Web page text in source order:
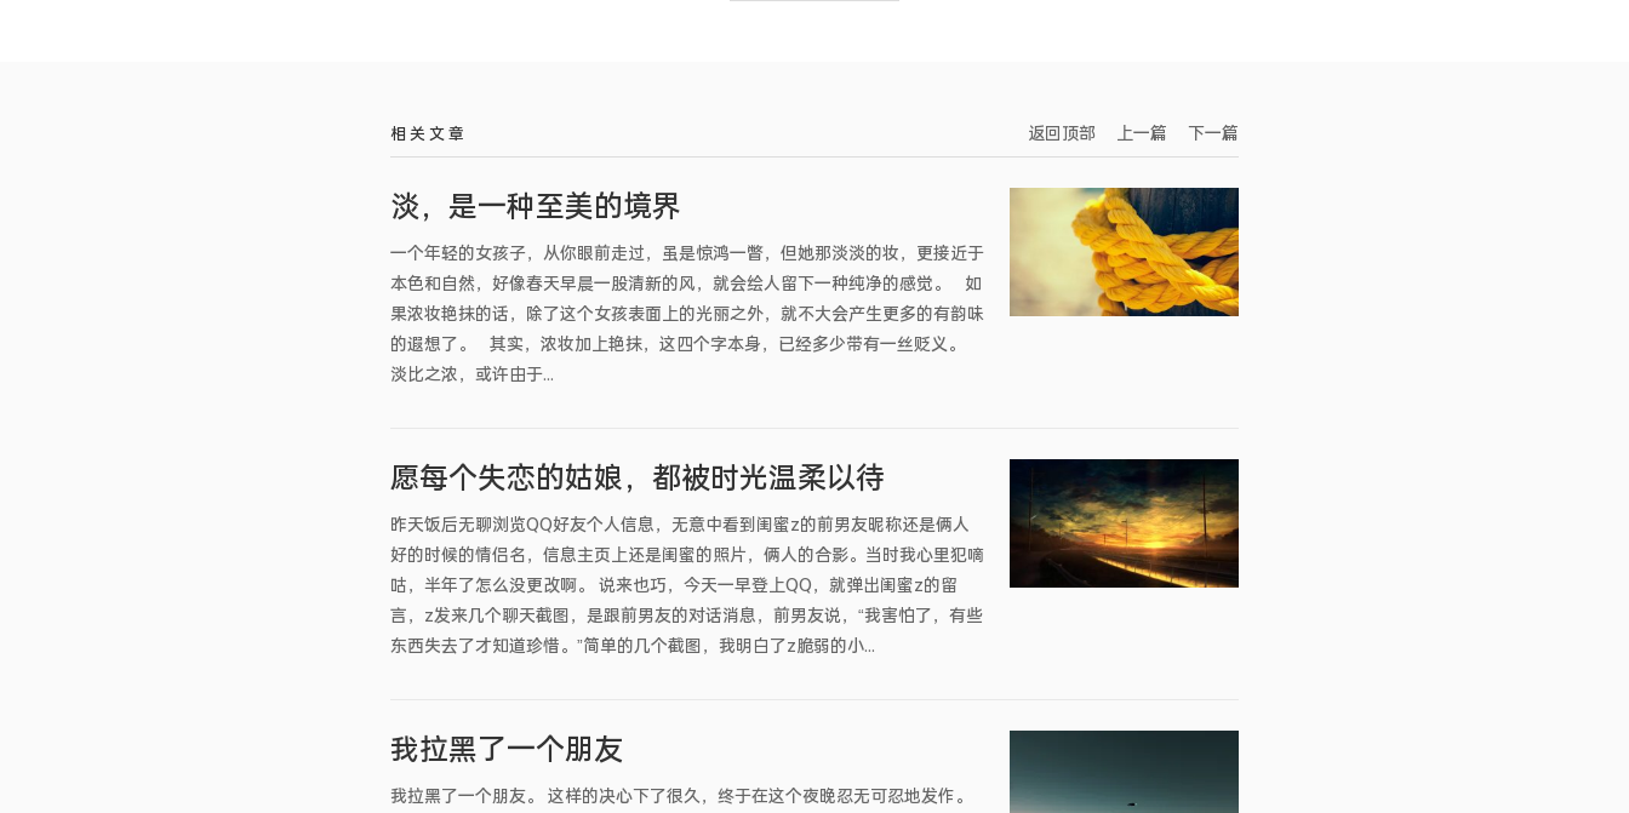
相 关 文 章 返回顶部 上一篇 下一篇
淡，是一种至美的境界
一个年轻的女孩子，从你眼前走过，虽是惊鸿一瞥，但她那淡淡的妆，更接近于
本色和自然，好像春天早晨一股清新的风，就会绘人留下一种纯净的感觉。 如
果浓妆艳抹的话，除了这个女孩表面上的光丽之外，就不大会产生更多的有韵味
的遐想了。 其实，浓妆加上艳抹，这四个字本身，已经多少带有一丝贬义。
淡比之浓，或许由于...
愿每个失恋的姑娘，都被时光温柔以待
昨天饭后无聊浏览QQ好友个人信息，无意中看到闺蜜z的前男友昵称还是俩人
好的时候的情侣名，信息主页上还是闺蜜的照片，俩人的合影。当时我心里犯嘀
咕，半年了怎么没更改啊。 说来也巧，今天一早登上QQ，就弹出闺蜜z的留
言，z发来几个聊天截图，是跟前男友的对话消息，前男友说，“我害怕了，有些
东西失去了才知道珍惜。”简单的几个截图，我明白了z脆弱的小...
我拉黑了一个朋友
我拉黑了一个朋友。 这样的决心下了很久，终于在这个夜晚忍无可忍地发作。